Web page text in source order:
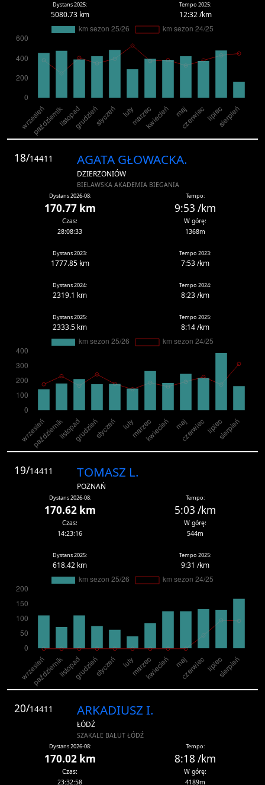
Dystans 2025:
5080.73 km
Tempo 2025:
12:32 /km
18/14411 AGATA GŁOWACKA.
DZIERŻONIÓW
BIELAWSKA AKADEMIA BIEGANIA
Dystans 2026-08:
170.77 km
Tempo:
9:53 /km
Czas:
28:08:33
W górę:
1368m
Dystans 2023:
1777.85 km
Tempo 2023:
7:53 /km
Dystans 2024:
2319.1 km
Tempo 2024:
8:23 /km
Dystans 2025:
2333.5 km
Tempo 2025:
8:14 /km
19/14411 TOMASZ L.
POZNAŃ
Dystans 2026-08:
170.62 km
Tempo:
5:03 /km
Czas:
14:23:16
W górę:
544m
Dystans 2025:
618.42 km
Tempo 2025:
9:31 /km
20/14411 ARKADIUSZ I.
ŁÓDŹ
SZAKALE BAŁUT ŁÓDŹ
Dystans 2026-08:
170.02 km
Tempo:
8:18 /km
Czas:
23:32:58
W górę:
4189m